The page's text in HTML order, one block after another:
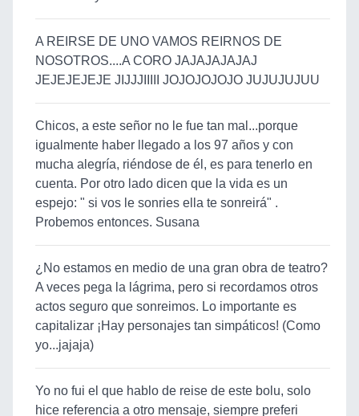
A REIRSE DE UNO VAMOS REIRNOS DE
NOSOTROS....A CORO JAJAJAJAJAJ
JEJEJEJEJE JIJJJIIIII JOJOJOJOJO JUJUJUJUU
Chicos, a este señor no le fue tan mal...porque
igualmente haber llegado a los 97 años y con
mucha alegría, riéndose de él, es para tenerlo en
cuenta. Por otro lado dicen que la vida es un
espejo: " si vos le sonries ella te sonreirá" .
Probemos entonces. Susana
¿No estamos en medio de una gran obra de teatro?
A veces pega la lágrima, pero si recordamos otros
actos seguro que sonreimos. Lo importante es
capitalizar ¡Hay personajes tan simpáticos! (Como
yo...jajaja)
Yo no fui el que hablo de reise de este bolu, solo
hice referencia a otro mensaje, siempre preferi